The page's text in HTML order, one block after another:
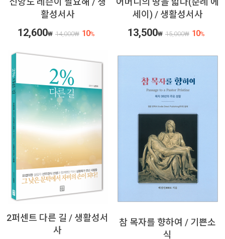
활성서사
12,600₩ 14,000₩ 10%
세이) / 생활성서사
13,500₩ 15,000₩ 10%
2퍼센트 다른 길 / 생활성서
사
참 목자를 향하여 / 기쁜소
식